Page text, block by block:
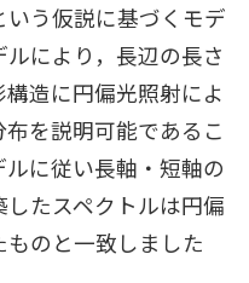
う仮説に基づくモデ
により，長辺の長さ
造に円偏光照射によ
を説明可能であるこ
に従い長軸・短軸の
たスペクトルは円偏
のと一致しました